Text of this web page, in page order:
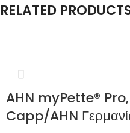
RELATED
AHN myPette® Pro,
Capp/AHN